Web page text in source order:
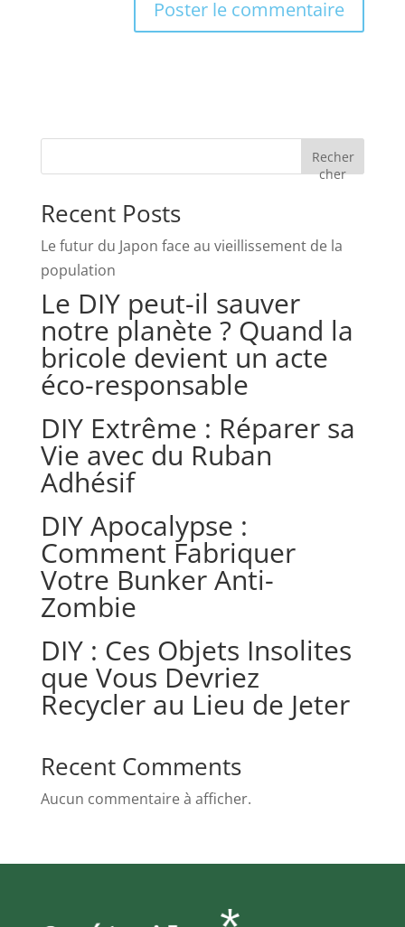
Recher
cher
Recent Posts
Le futur du Japon face au vieillissement de la
population
Le DIY peut-il sauver
notre planète ? Quand la
bricole devient un acte
éco-responsable
DIY Extrême : Réparer sa
Vie avec du Ruban
Adhésif
DIY Apocalypse :
Comment Fabriquer
Votre Bunker Anti-
Zombie
DIY : Ces Objets Insolites
que Vous Devriez
Recycler au Lieu de Jeter
Recent Comments
Aucun commentaire à afficher.